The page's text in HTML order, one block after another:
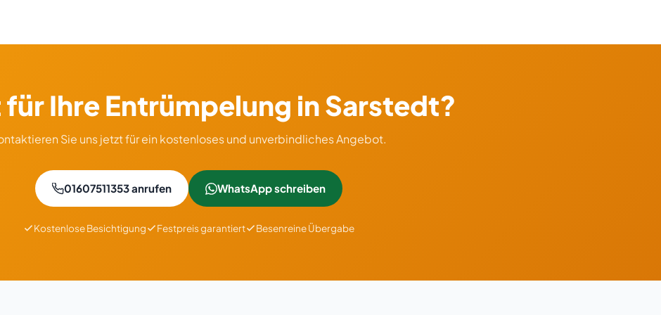
Ihre Entrümpelung in Sarstedt?
Sie uns jetzt für ein kostenloses und unverbindliches Angebot.
01607511353 anrufen WhatsApp schreiben
Kostenlose Besichtigung Festpreis garantiert Besenreine Übergabe